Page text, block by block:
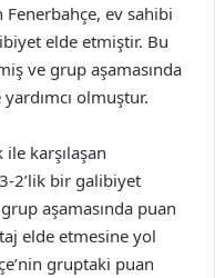
Fenerbahçe, ev sahibi
elde etmiştir. Bu
ve grup aşamasında
olmuştur.
karşılaşan
2’lik bir galibiyet
aşamasında puan
elde etmesine yol
gruptaki puan